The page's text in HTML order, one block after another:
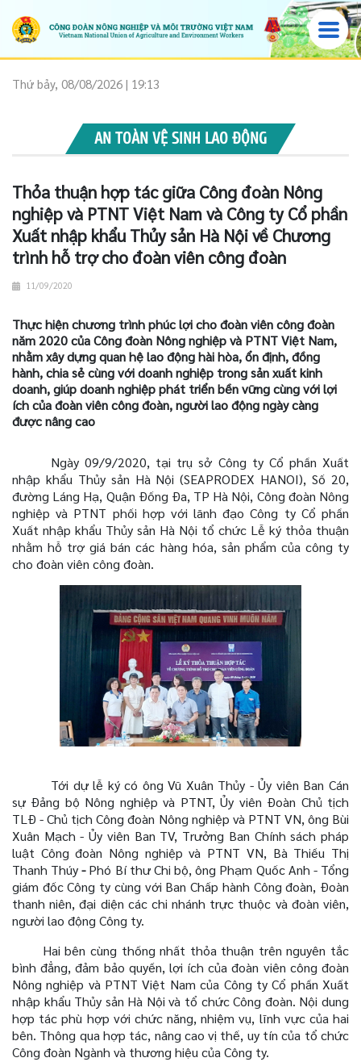
Thứ bảy, 08/08/2026 | 19:13
AN TOÀN VỆ SINH LAO ĐỘNG
Thỏa thuận hợp tác giữa Công đoàn Nông
nghiệp và PTNT Việt Nam và Công ty Cổ phần
Xuất nhập khẩu Thủy sản Hà Nội về Chương
trình hỗ trợ cho đoàn viên công đoàn
11/09/2020
Thực hiện chương trình phúc lợi cho đoàn viên công đoàn
năm 2020 của Công đoàn Nông nghiệp và PTNT Việt Nam,
nhằm xây dựng quan hệ lao động hài hòa, ổn định, đồng
hành, chia sẻ cùng với doanh nghiệp trong sản xuất kinh
doanh, giúp doanh nghiệp phát triển bền vững cùng với lợi
ích của đoàn viên công đoàn, người lao động ngày càng
được nâng cao
Ngày 09/9/2020, tại trụ sở Công ty Cổ phần Xuất
nhập khẩu Thủy sản Hà Nội (SEAPRODEX HANOI),Số 20,
đường Láng Hạ, Quận Đống Đa, TP Hà Nội, Công đoàn Nông
nghiệp và PTNT phối hợp với lãnh đạo Công ty Cổ phần
Xuất nhập khẩu Thủy sản Hà Nội tổ chức Lễ ký thỏa thuận
nhằm hỗ trợ giá bán các hàng hóa, sản phẩm của công ty
cho đoàn viên công đoàn.
Tới dự lễ ký có ông Vũ Xuân Thủy - Ủy viên Ban Cán
sự Đảng bộ Nông nghiệp và PTNT, Ủy viên Đoàn Chủ tịch
TLĐ - Chủ tịch Công đoàn Nông nghiệp và PTNT VN, ông Bùi
Xuân Mạch - Ủy viên Ban TV, Trưởng Ban Chính sách pháp
luật Công đoàn Nông nghiệp và PTNT VN, Bà Thiều Thị
Thanh Thúy-Phó Bí thư Chi bộ, ông Phạm Quốc Anh - Tổng
giám đốc Công ty cùng với Ban Chấp hành Công đoàn, Đoàn
thanh niên, đại diện các chi nhánh trực thuộc và đoàn viên,
người lao động Công ty.
Hai bên cùng thống nhất thỏa thuận trên nguyên tắc
bình đẳng, đảm bảo quyền, lợi ích của đoàn viên công đoàn
Nông nghiệp và PTNT Việt Nam của Công ty Cổ phần Xuất
nhập khẩu Thủy sản Hà Nội và tổ chức Công đoàn. Nội dung
hợp tác phù hợp với chức năng, nhiệm vụ, lĩnh vực của hai
bên. Thông qua hợp tác, nâng cao vị thế, uy tín của tổ chức
Công đoàn Ngành và thương hiệu của Công ty.